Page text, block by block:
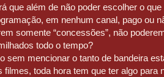
que além de não poder escolher o
em nenhum canal, pago ou
somente “concessões”, não
todo o tempo?
sem mencionar o tanto de bandeira
filmes, toda hora tem que ter algo para